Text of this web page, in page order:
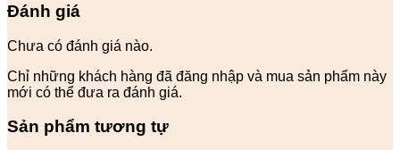
Đánh giá
Chưa có đánh giá nào.
Chỉ những khách hàng đã đăng nhập và mua sản phẩm này
mới có thể đưa ra đánh giá.
Sản phẩm tương tự